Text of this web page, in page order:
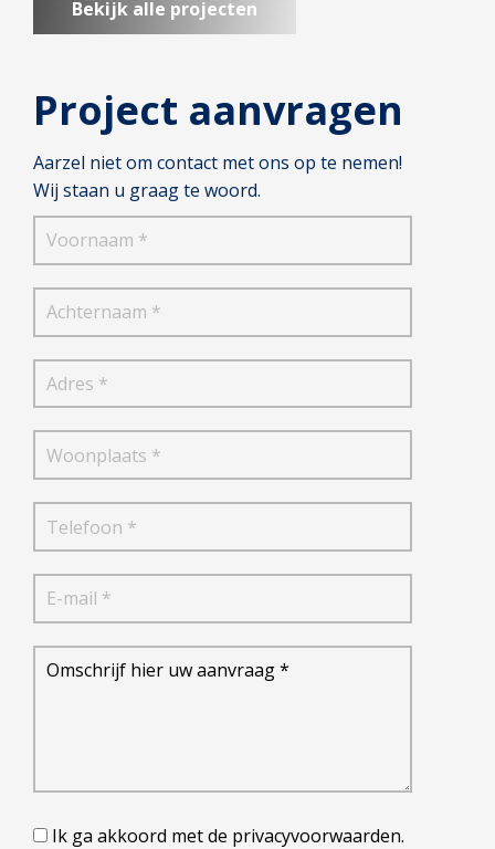
Project aanvragen
Aarzel niet om contact met ons op te nemen!
Wij staan u graag te woord.
Ik ga akkoord met de privacyvoorwaarden.
Bekijk alle projecten